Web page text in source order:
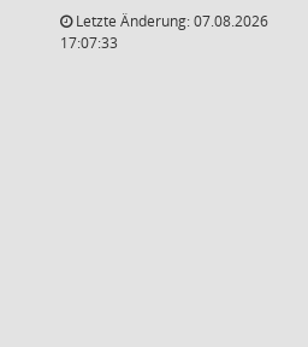
Letzte Änderung: 07.08.2026
17:07:33